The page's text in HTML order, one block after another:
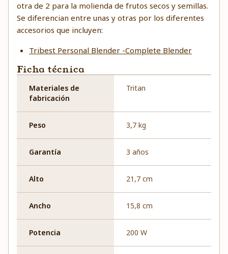
otra de 2 para la molienda de frutos secos y semillas.
Se diferencian entre unas y otras por los diferentes
accesorios que incluyen:
Tribest Personal Blender -Complete Blender
Ficha técnica
Materiales de
fabricación
Tritan
Peso 3,7 kg
Garantía 3 años
Alto 21,7 cm
Ancho 15,8 cm
Potencia 200 W